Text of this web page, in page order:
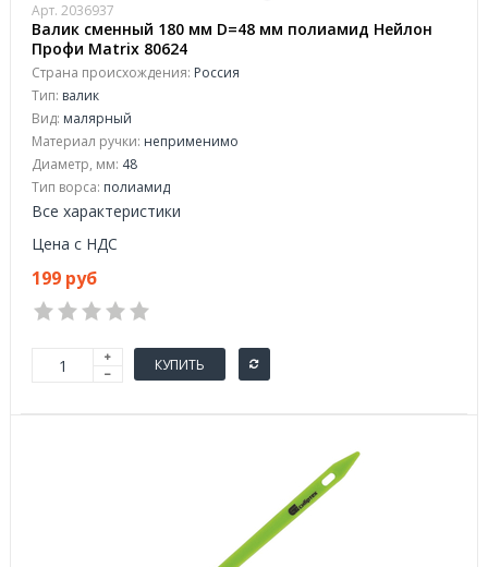
Арт. 2036937
Валик сменный 180 мм D=48 мм полиамид Нейлон
Профи Matrix 80624
Страна происхождения: Россия
Тип: валик
Вид: малярный
Материал ручки: неприменимо
Диаметр, мм: 48
Тип ворса: полиамид
Все характеристики
Цена с НДС
199 руб
КУПИТЬ